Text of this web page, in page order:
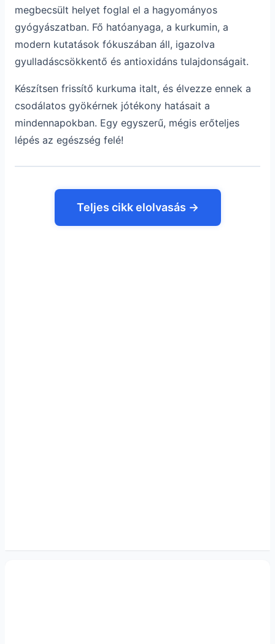
megbecsült helyet foglal el a hagyományos
gyógyászatban. Fő hatóanyaga, a kurkumin, a
modern kutatások fókuszában áll, igazolva
gyulladáscsökkentő és antioxidáns tulajdonságait.
Készítsen frissítő kurkuma italt, és élvezze ennek a
csodálatos gyökérnek jótékony hatásait a
mindennapokban. Egy egyszerű, mégis erőteljes
lépés az egészség felé!
Teljes cikk elolvasás →